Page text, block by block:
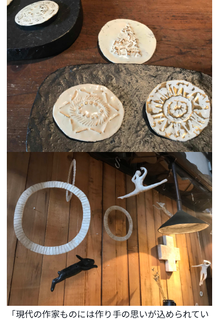
「現代の作家ものには作り手の思いが込められてい